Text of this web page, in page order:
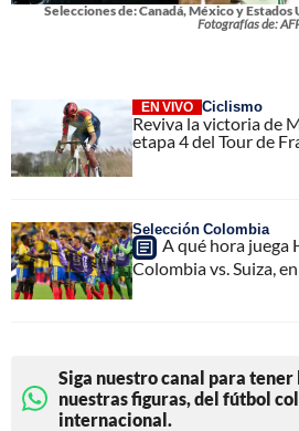
Selecciones de: Canadá, México y
Fotografías de:
EN VIVO Ciclismo
Reviva la victoria de
etapa 4 del Tour de
Selección Colombia
A qué hora juega
Colombia vs. Suiza,
Siga nuestro canal para tener
nuestras figuras, del fútbol
internacional.